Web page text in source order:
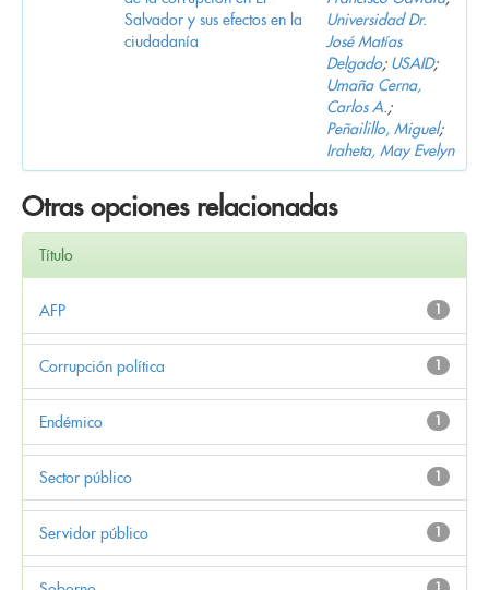
Salvador y sus efectos en la
ciudadanía
Universidad Dr.
José Matías
Delgado; USAID;
Umaña Cerna,
Carlos A.;
Peñailillo, Miguel;
Iraheta, May Evelyn
Otras opciones relacionadas
Título
1
AFP
1
Corrupción política
1
Endémico
1
Sector público
1
Servidor público